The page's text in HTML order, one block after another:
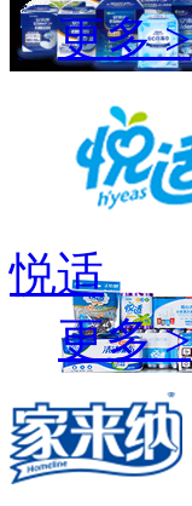
更多 >
悦适
更多 >